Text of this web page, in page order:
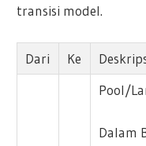
transisi model.
Dari Ke
Pool/
Dalam